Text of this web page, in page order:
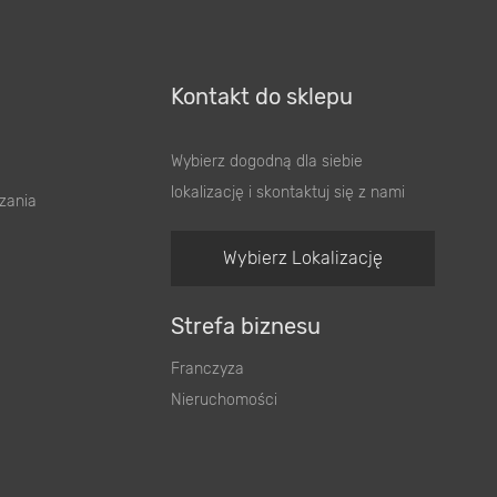
Kontakt do sklepu
Wybierz dogodną dla siebie
lokalizację i skontaktuj się z nami
Wybierz Lokalizację
Strefa biznesu
Franczyza
Nieruchomości